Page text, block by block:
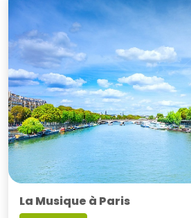
La Musique à Paris